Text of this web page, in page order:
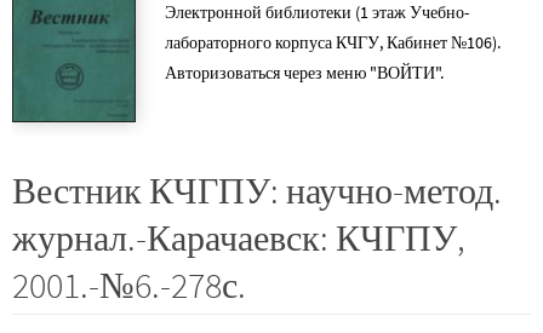
Электронной библиотеки (1 этаж Учебно-
лабораторного корпуса КЧГУ, Кабинет №106).
Авторизоваться через меню "ВОЙТИ".
Вестник КЧГПУ: научно-метод.
журнал.-Карачаевск: КЧГПУ,
2001.-№6.-278с.